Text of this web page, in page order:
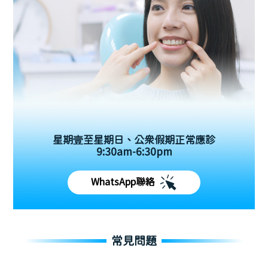
星期壹至星期日、公眾假期正常應診
9:30am-6:30pm
WhatsApp聯絡
常見問題